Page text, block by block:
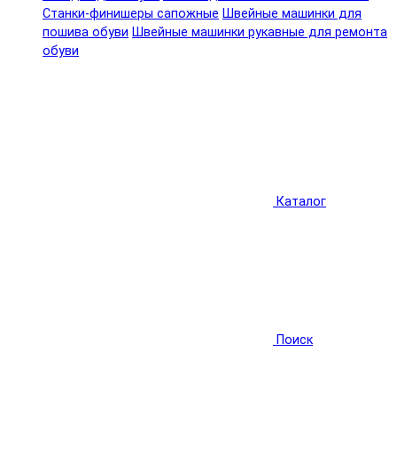
Станки-финишеры сапожные Швейные машинки для
пошива обуви Швейные машинки рукавные для ремонта
обуви
Каталог
Поиск